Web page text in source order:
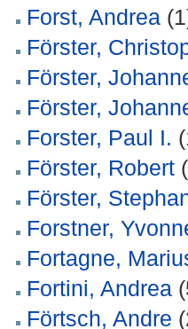
Forst, Andrea
Förster,
Förster,
Förster,
Forster, Paul I.
Förster, Robert
Förster,
Forstner,
Fortagne,
Fortini, Andrea
Förtsch, Andre